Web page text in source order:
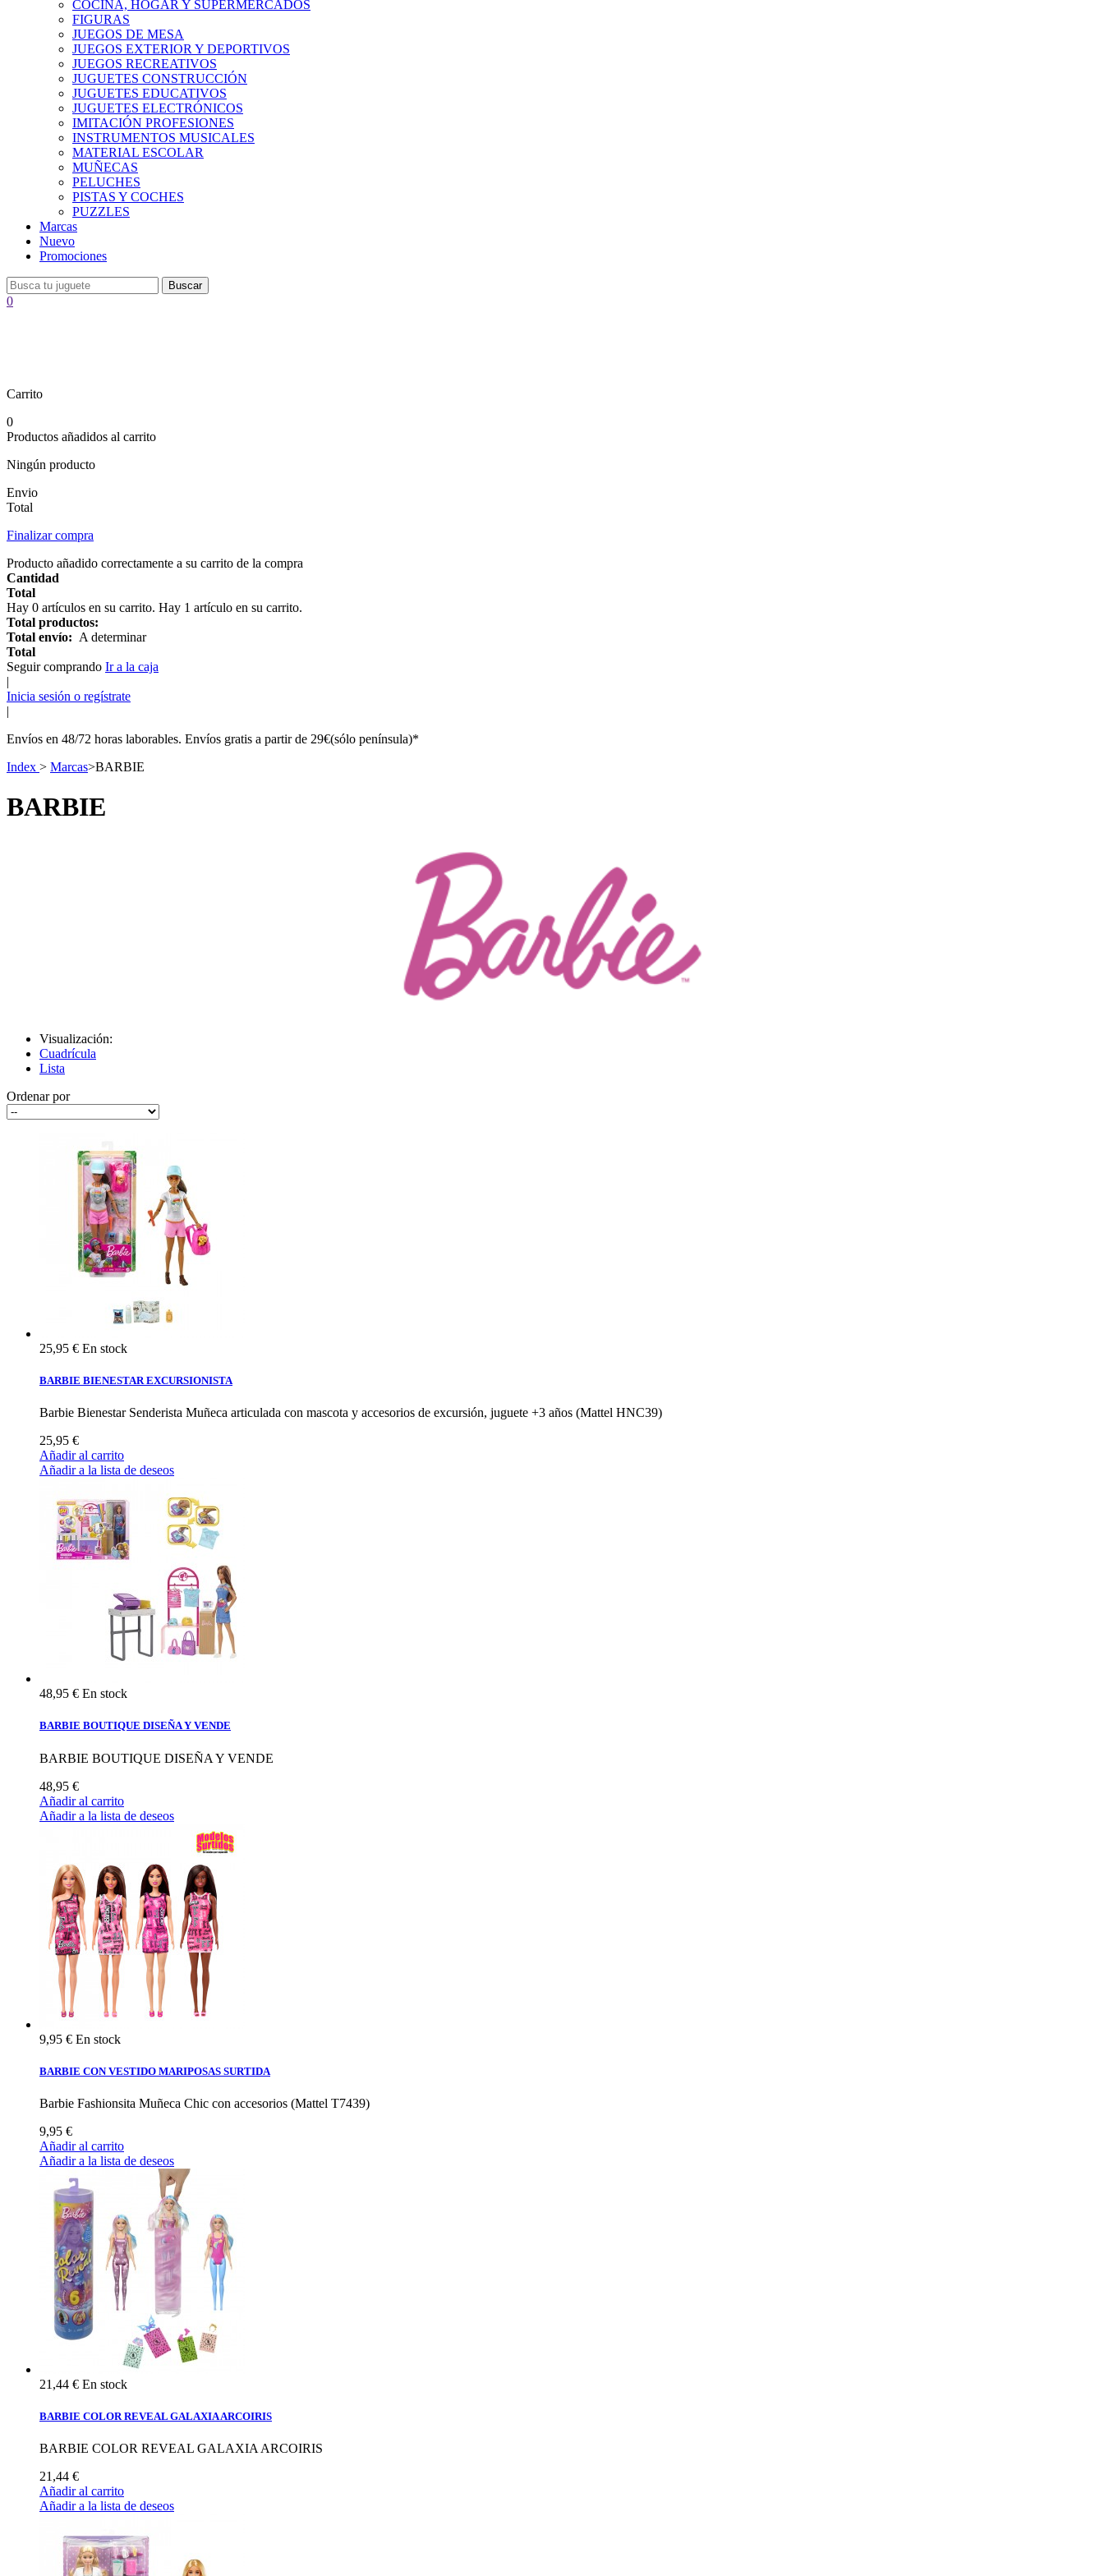
COCINA, HOGAR Y SUPERMERCADOS
FIGURAS
JUEGOS DE MESA
JUEGOS EXTERIOR Y DEPORTIVOS
JUEGOS RECREATIVOS
JUGUETES CONSTRUCCIÓN
JUGUETES EDUCATIVOS
JUGUETES ELECTRÓNICOS
IMITACIÓN PROFESIONES
INSTRUMENTOS MUSICALES
MATERIAL ESCOLAR
MUÑECAS
PELUCHES
PISTAS Y COCHES
PUZZLES
Marcas
Nuevo
Promociones
Buscar
0
Carrito
0
Productos añadidos al carrito
Ningún producto
Envio
Total
Finalizar compra
Producto añadido correctamente a su carrito de la compra
Cantidad
Total
Hay 0 artículos en su carrito. Hay 1 artículo en su carrito.
Total productos:
Total envío: A determinar
Total
Seguir comprando Ir a la caja
|
Inicia sesión o regístrate
|
Envíos en 48/72 horas laborables. Envíos gratis a partir de 29€(sólo península)*
Index > Marcas>BARBIE
BARBIE
Visualización:
Cuadrícula
Lista
Ordenar por
25,95 € En stock
BARBIE BIENESTAR EXCURSIONISTA
Barbie Bienestar Senderista Muñeca articulada con mascota y accesorios de excursión, juguete +3 años (Mattel HNC39)
25,95 €
Añadir al carrito
Añadir a la lista de deseos
48,95 € En stock
BARBIE BOUTIQUE DISEÑA Y VENDE
BARBIE BOUTIQUE DISEÑA Y VENDE
48,95 €
Añadir al carrito
Añadir a la lista de deseos
9,95 € En stock
BARBIE CON VESTIDO MARIPOSAS SURTIDA
Barbie Fashionsita Muñeca Chic con accesorios (Mattel T7439)
9,95 €
Añadir al carrito
Añadir a la lista de deseos
21,44 € En stock
BARBIE COLOR REVEAL GALAXIA ARCOIRIS
BARBIE COLOR REVEAL GALAXIA ARCOIRIS
21,44 €
Añadir al carrito
Añadir a la lista de deseos